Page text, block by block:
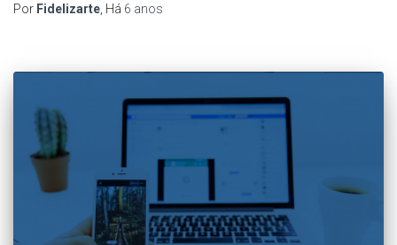
Por Fidelizarte , Há 6 anos